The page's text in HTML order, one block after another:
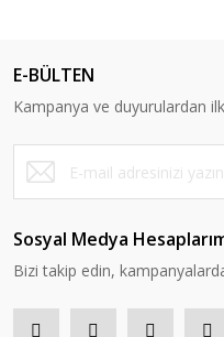
E-BÜLTEN
Kampanya ve duyurulardan
Sosyal Medya
Bizi takip edin,